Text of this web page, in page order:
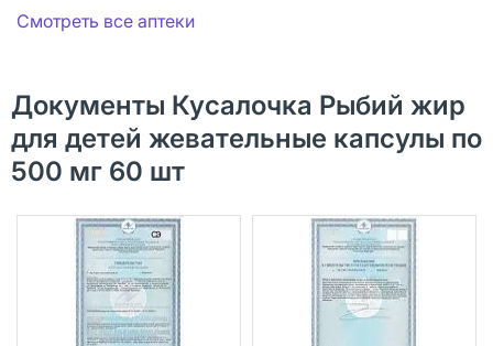
Смотреть все аптеки
Документы Кусалочка Рыбий жир
для детей жевательные капсулы по
500 мг 60 шт